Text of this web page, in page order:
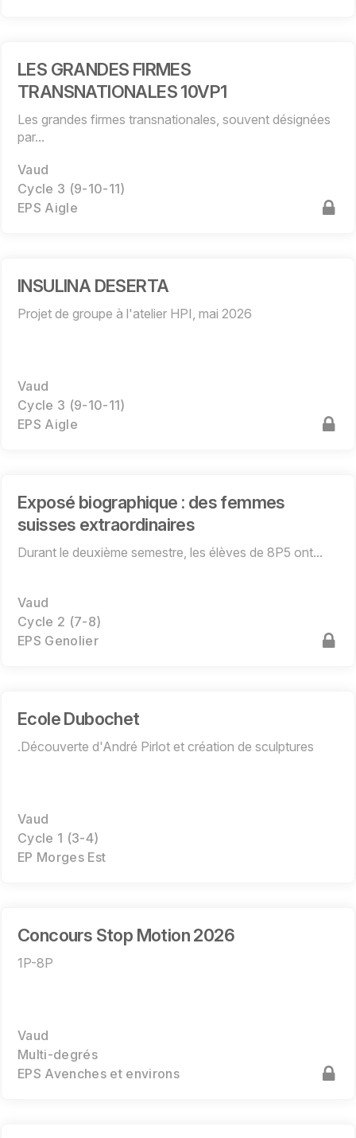
LES GRANDES FIRMES
TRANSNATIONALES 10VP1
Les grandes firmes transnationales, souvent désignées
par...
Vaud
Cycle 3 (9-10-11)
EPS Aigle
INSULINA DESERTA
Projet de groupe à l'atelier HPI, mai 2026
Vaud
Cycle 3 (9-10-11)
EPS Aigle
Exposé biographique : des femmes
suisses extraordinaires
Durant le deuxième semestre, les élèves de 8P5 ont...
Vaud
Cycle 2 (7-8)
EPS Genolier
Ecole Dubochet
.Découverte d'André Pirlot et création de sculptures
Vaud
Cycle 1 (3-4)
EP Morges Est
Concours Stop Motion 2026
1P-8P
Vaud
Multi-degrés
EPS Avenches et environs